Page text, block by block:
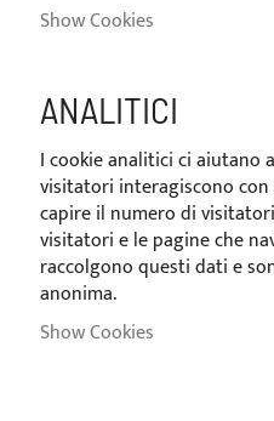
Conditions of sale
Privacy Policy
Cookie Policy
Show Cookies
ANALITICI
I cookie analitici ci aiutano
visitatori interagiscono con
capire il numero di
visitatori e le pagine che
raccolgono questi dati e
anonima.
Show Cookies